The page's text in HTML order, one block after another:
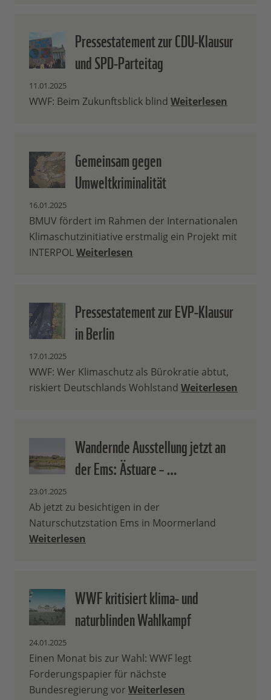
Pressestatement zur CDU-Klausur
und SPD-Parteitag
11.01.2025
WWF: Beim Zukunftsblick blind Weiterlesen
Gemeinsam gegen
Umweltkriminalität
16.01.2025
BMUV fördert im Rahmen der Internationalen
Klimaschutzinitiative erstmalig ein Projekt mit
INTERPOLWeiterlesen
Pressestatement zur EVP-Klausur
in Berlin
17.01.2025
WWF: Wer Klimaschutz als Bürokratie abtut,
riskiert Deutschlands Wohlstand Weiterlesen
Wandernde Ausstellung jetzt an
der Ems: Ästuare – …
23.01.2025
Ab jetzt zu besichtigen in der
Naturschutzstation Ems in Moormerland
Weiterlesen
WWF kritisiert klima- und
naturblinden Wahlkampf
24.01.2025
Einen Monat bis zur Wahl: WWF legt
Forderungspapier für nächste
Bundesregierung vor Weiterlesen